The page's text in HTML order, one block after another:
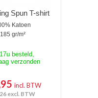
Spun T-shirt
Katoen
185 gr/m²
besteld,
verzonden
incl. BTW
excl. BTW